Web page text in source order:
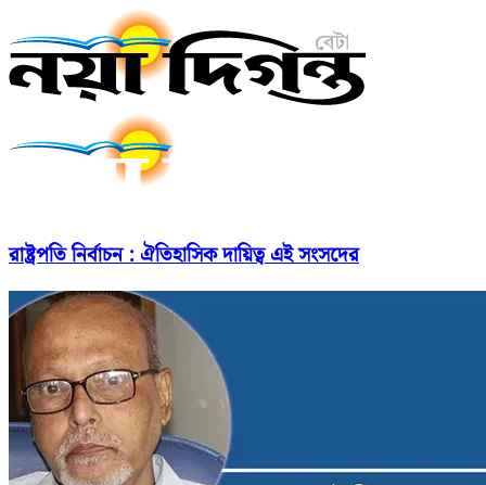
রাষ্ট্রপতি নির্বাচন : ঐতিহাসিক দায়িত্ব এই সংসদের